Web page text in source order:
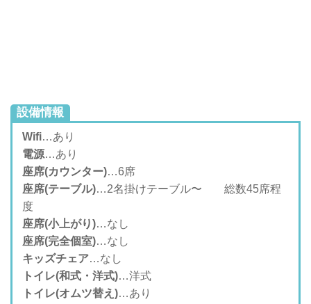
設備情報
Wifi…あり
電源…あり
座席(カウンター)…6席
座席(テーブル)…2名掛けテーブル〜 総数45席程
度
座席(小上がり)…なし
座席(完全個室)…なし
キッズチェア…なし
トイレ(和式・洋式)…洋式
トイレ(オムツ替え)…あり